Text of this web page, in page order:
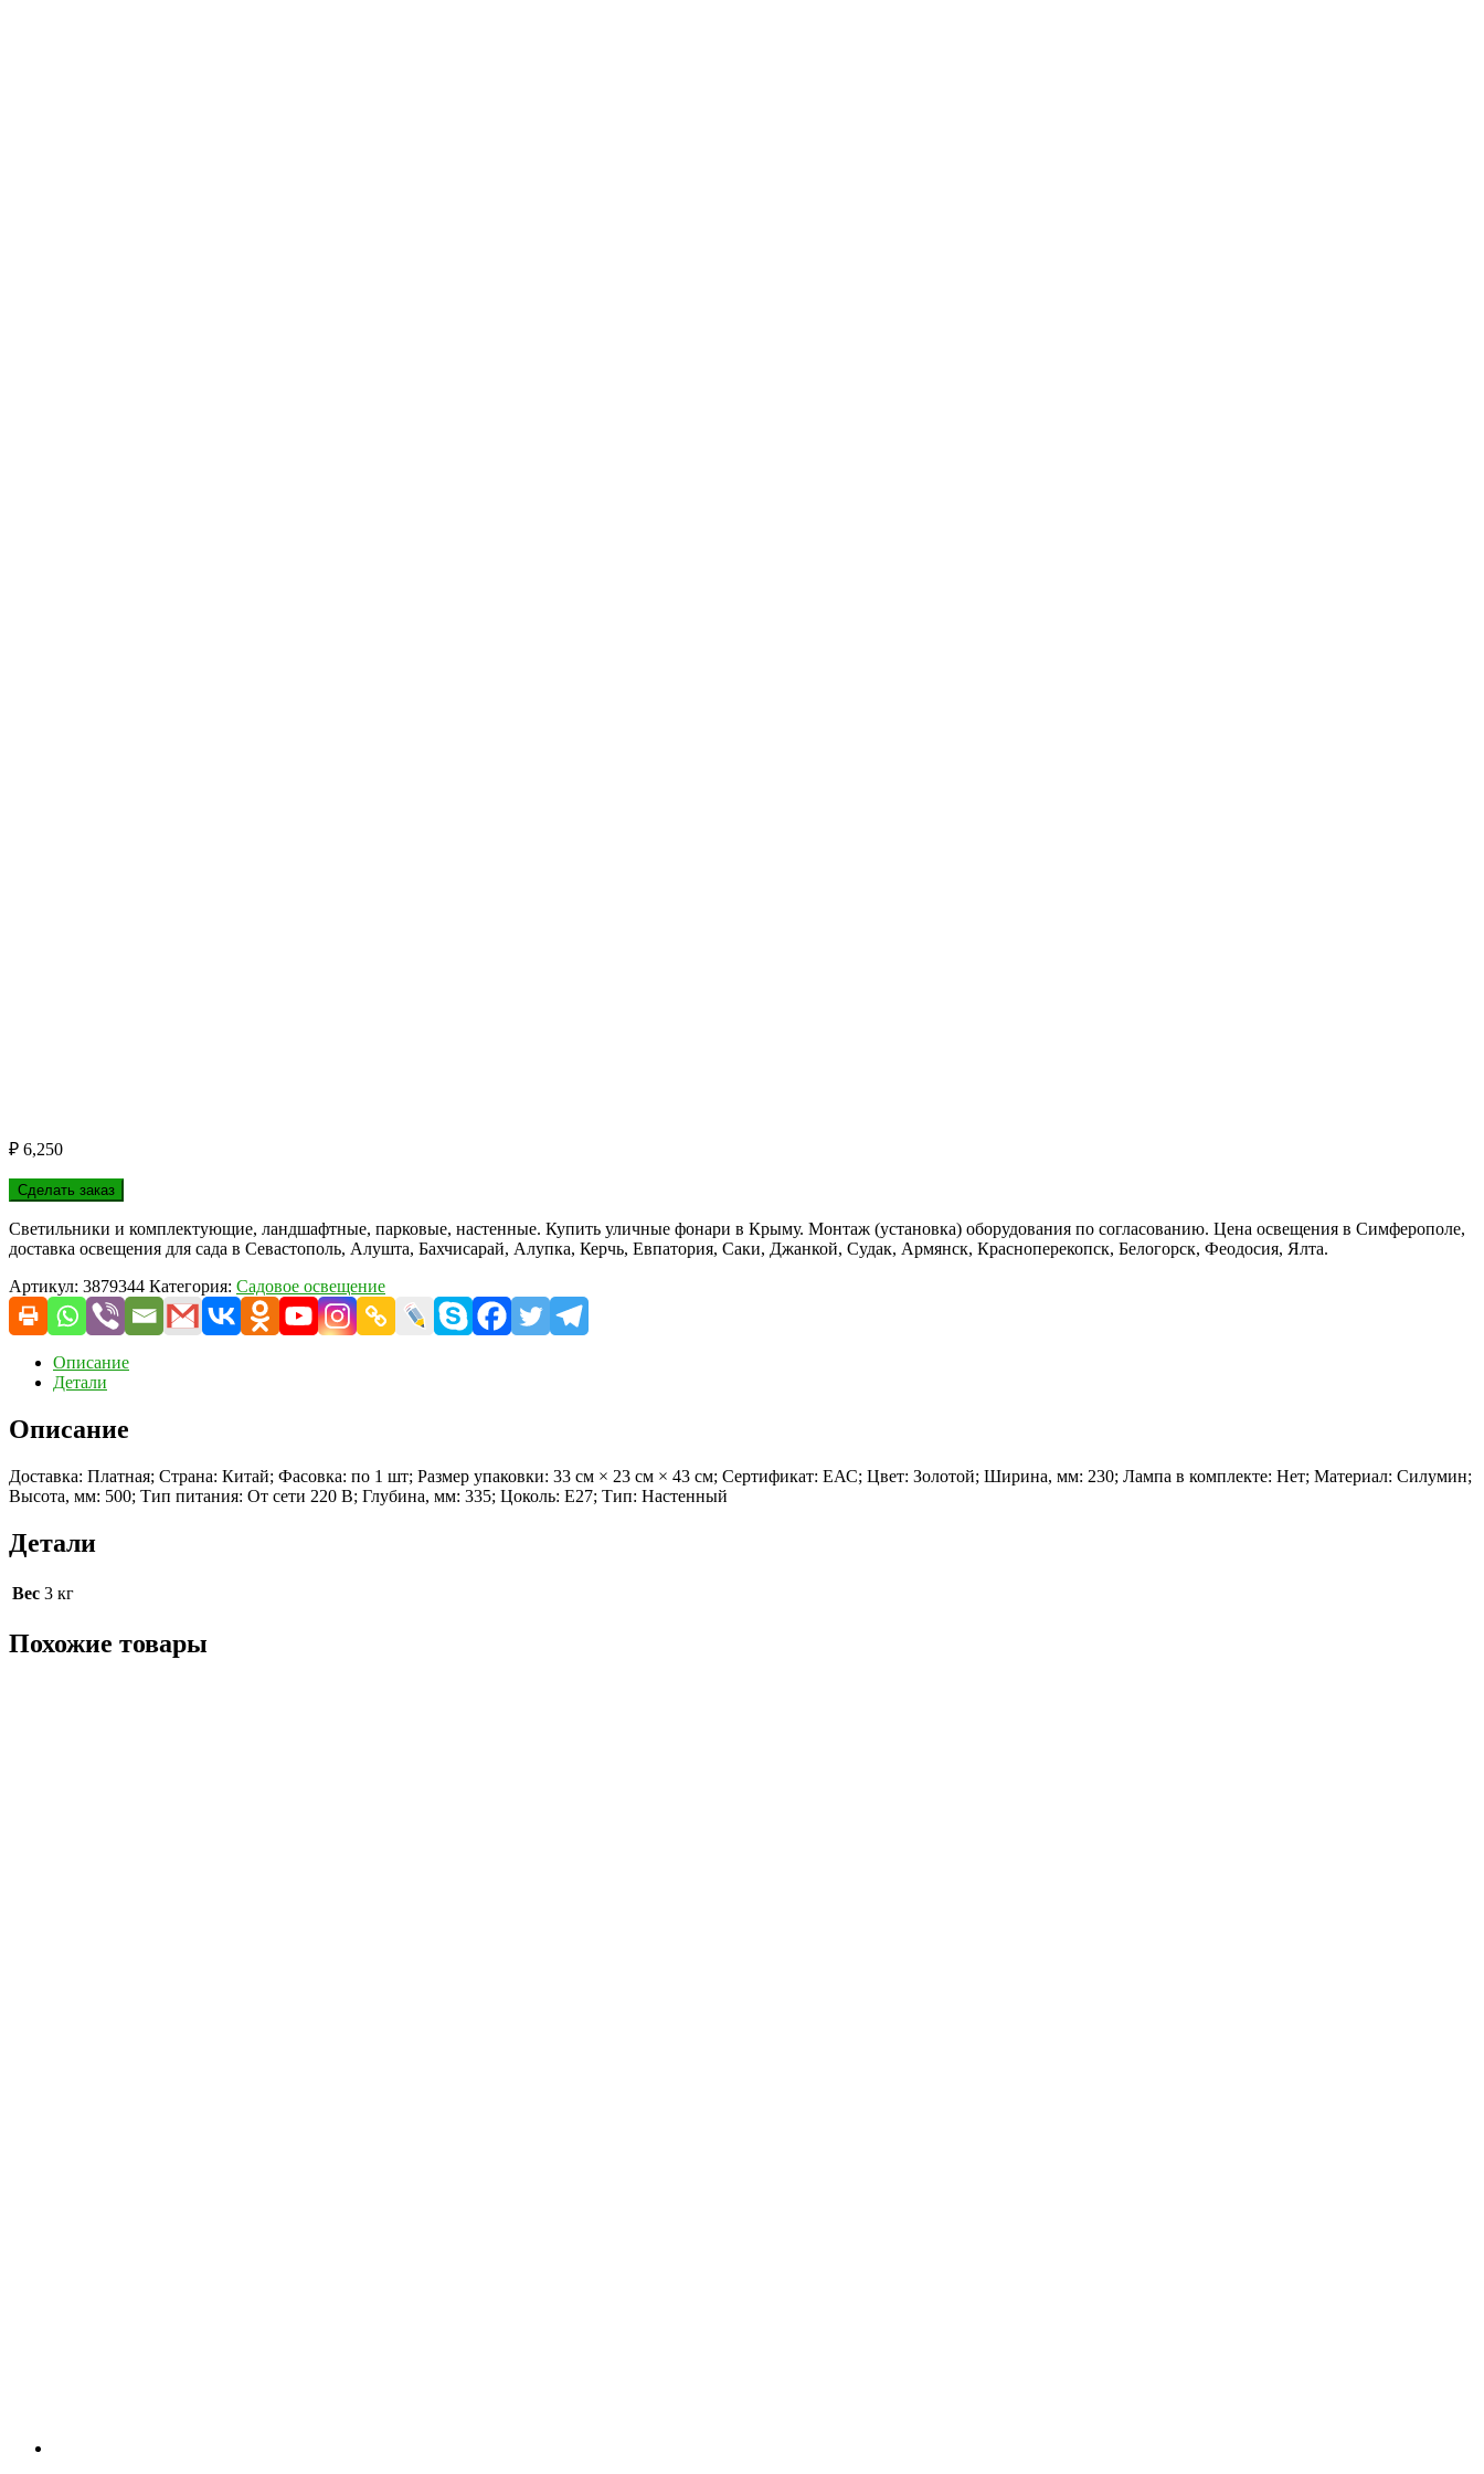
₽ 6,250
Сделать заказ
Светильники и комплектующие, ландшафтные, парковые, настенные. Купить уличные фонари в Крыму. Монтаж (установка) оборудования по согласованию. Цена освещения в Симферополе,
доставка освещения для сада в Севастополь, Алушта, Бахчисарай, Алупка, Керчь, Евпатория, Саки, Джанкой, Судак, Армянск, Красноперекопск, Белогорск, Феодосия, Ялта.
Артикул: 3879344 Категория: Садовое освещение
Описание
Детали
Описание
Доставка: Платная; Страна: Китай; Фасовка: по 1 шт; Размер упаковки: 33 см × 23 см × 43 см; Сертификат: ЕАС; Цвет: Золотой; Ширина, мм: 230; Лампа в комплекте: Нет; Материал: Силумин;
Высота, мм: 500; Тип питания: От сети 220 В; Глубина, мм: 335; Цоколь: E27; Тип: Настенный
Детали
Вес 3 кг
Похожие товары